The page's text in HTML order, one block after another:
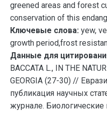
greened areas and forest
conservation of this
Ключевые слова: yew,
growth period,frost
Данные для
BACCATA L., IN THE
GEORGIA (27-30) //
публикация научных
журнале.